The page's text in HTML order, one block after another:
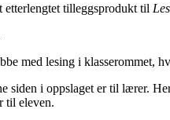
etterlengtet tilleggsprodukt til
med lesing i klasserommet,
siden i oppslaget er til lærer.
til eleven.